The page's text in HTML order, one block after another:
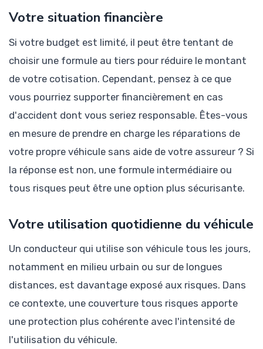
Votre situation financière
Si votre budget est limité, il peut être tentant de
choisir une formule au tiers pour réduire le montant
de votre cotisation. Cependant, pensez à ce que
vous pourriez supporter financièrement en cas
d'accident dont vous seriez responsable. Êtes-vous
en mesure de prendre en charge les réparations de
votre propre véhicule sans aide de votre assureur ? Si
la réponse est non, une formule intermédiaire ou
tous risques peut être une option plus sécurisante.
Votre utilisation quotidienne du véhicule
Un conducteur qui utilise son véhicule tous les jours,
notamment en milieu urbain ou sur de longues
distances, est davantage exposé aux risques. Dans
ce contexte, une couverture tous risques apporte
une protection plus cohérente avec l'intensité de
l'utilisation du véhicule.